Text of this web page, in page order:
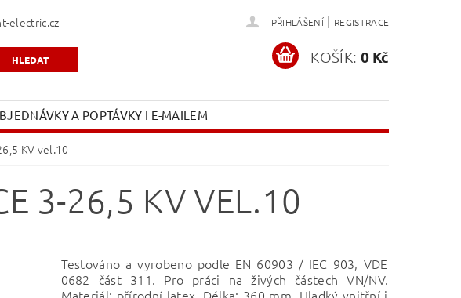
electric.cz PŘIHLÁŠENÍ | REGISTRACE
KOŠÍK: 0 Kč
A POPTÁVKY I E-MAILEM
KV vel.10
3-26,5 KV VEL.10
Testováno a vyrobeno podle EN 60903 / IEC 903, VDE
0682 část 311. Pro práci na živých částech VN/NV.